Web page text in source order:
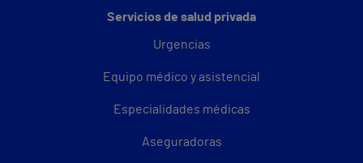
Servicios de salud privada
Urgencias
Equipo médico y asistencial
Especialidades médicas
Aseguradoras